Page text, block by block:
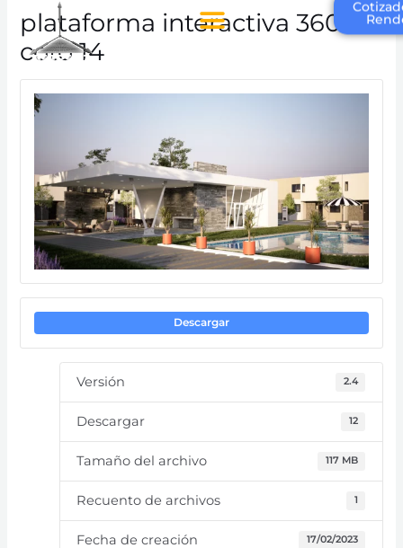
plataforma interactiva 360-
coto 14
Descargar
Versión 2.4
Descargar 12
Tamaño del archivo 117 MB
Recuento de archivos 1
Fecha de creación 17/02/2023